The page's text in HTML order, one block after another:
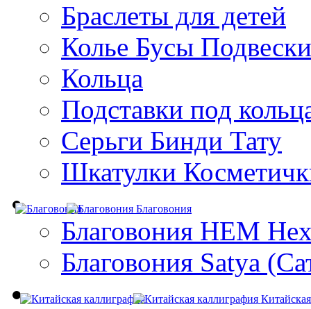
Браслеты для детей
Колье Бусы Подвески
Кольца
Подставки под
Серьги Бинди Тату
Шкатулки
Благовония
Благовония HEM
Благовония Satya